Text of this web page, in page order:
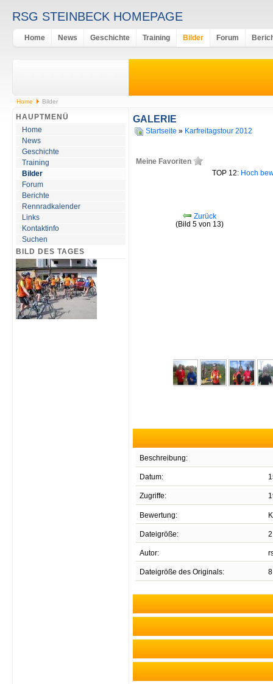
RSG STEINBECK HOMEPAGE
Home News Geschichte Training Bilder Forum
Home Bilder
HAUPTMENÜ
Home
News
Geschichte
Training
Bilder
Forum
Berichte
Rennradkalender
Links
Kontaktinfo
Suchen
BILD DES TAGES
GALERIE
Startseite » Karfreitagstour 2012
Meine Favoriten
TOP 12: Hoch
Zurück
(Bild 5 von 13)
Beschreibung:
Datum:
Zugriffe:
Bewertung:
Dateigröße:
Autor:
Dateigröße des Originals: